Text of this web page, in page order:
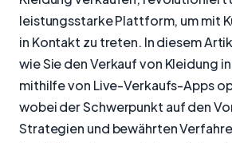
leistungsstarke Plattform, um mit
in Kontakt zu treten. In diesem
wie Sie den Verkauf von Kleidung
mithilfe von Live-Verkaufs-Apps
wobei der Schwerpunkt auf den
Strategien und bewährten